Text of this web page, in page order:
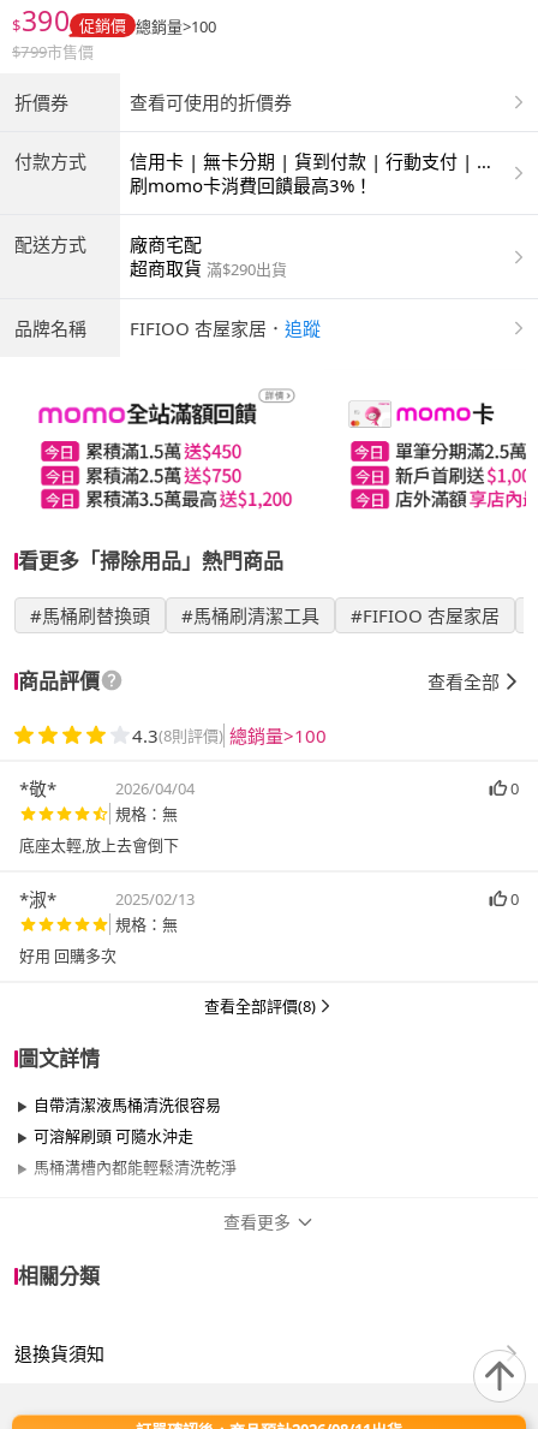
$390 促銷價 總銷量>100
$799市售價
折價券 查看可使用的折價券
付款方式
信用卡 | 無卡分期 | 貨到付款 | 行動支付 | 超
商付款 | ATM | 銀聯卡
刷momo卡消費回饋最高3%！
配送方式
廠商宅配
超商取貨 滿$290出貨
品牌名稱 FIFIOO 杏屋家居 ． 追蹤
看更多「掃除用品」熱門商品
#馬桶刷替換頭 #馬桶刷清潔工具 #FIFIOO 杏屋家居
商品評價 查看全部
4.3(8則評價) 總銷量>100
*敬* 2026/04/04
0
規格：無
底座太輕,放上去會倒下
*淑* 2025/02/13
0
規格：無
好用 回購多次
查看全部評價(8)
圖文詳情
自帶清潔液馬桶清洗很容易
可溶解刷頭 可隨水沖走
馬桶溝槽內都能輕鬆清洗乾淨
適用於
查看更多
相關分類
退換貨須知